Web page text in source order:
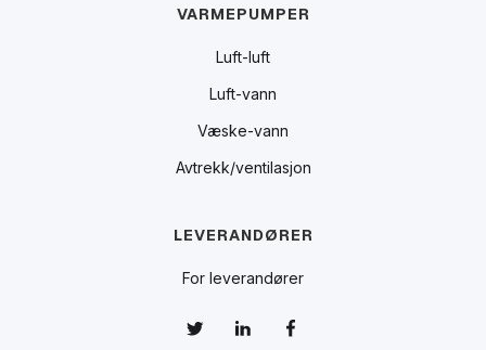
VARMEPUMPER
Luft-luft
Luft-vann
Væske-vann
Avtrekk/ventilasjon
LEVERANDØRER
For leverandører